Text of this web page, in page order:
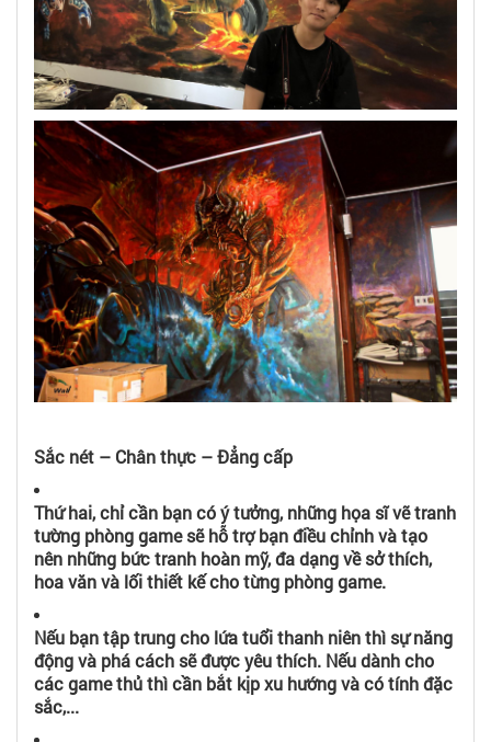
Sắc nét – Chân thực – Đẳng cấp
Thứ hai, chỉ cần bạn có ý tưởng, những họa sĩ vẽ tranh
tường phòng game sẽ hỗ trợ bạn điều chỉnh và tạo
nên những bức tranh hoàn mỹ, đa dạng về sở thích,
hoa văn và lối thiết kế cho từng phòng game.
Nếu bạn tập trung cho lứa tuổi thanh niên thì sự năng
động và phá cách sẽ được yêu thích. Nếu dành cho
các game thủ thì cần bắt kịp xu hướng và có tính đặc
sắc,...